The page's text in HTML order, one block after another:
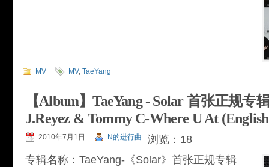
MV MV, TaeYang
【Album】TaeYang - Solar 首张正规专
J.Reyez & Tommy C-Where U At
2010年7月1日 N的进行曲
浏览：18
专辑名称：TaeYang-《Solar》首张正规专辑